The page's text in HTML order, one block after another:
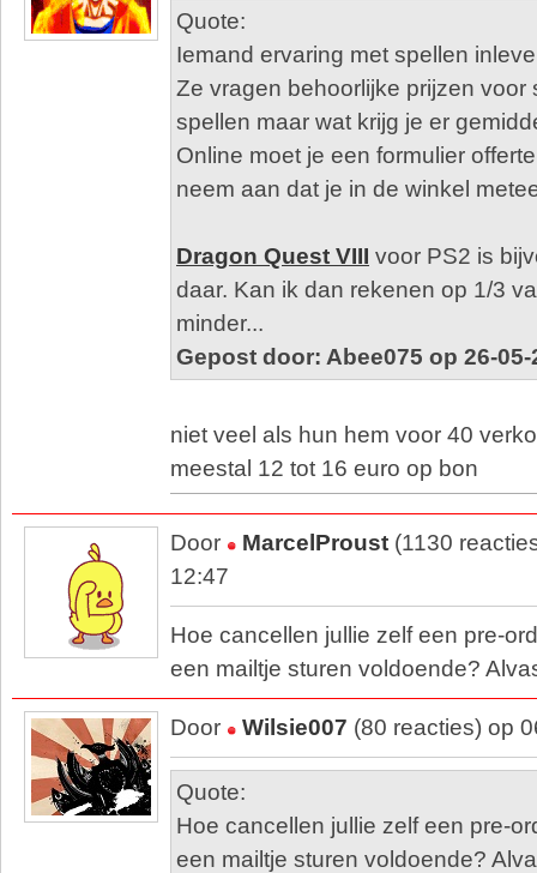
Quote:
Iemand ervaring met spellen
Ze vragen behoorlijke prijzen voor
spellen maar wat krijg je er
Online moet je een formulier
neem aan dat je in de winkel
Dragon Quest VIII voor PS2 is
daar. Kan ik dan rekenen op 1/3
minder...
Gepost door: Abee075 op 26-05-
niet veel als hun hem voor 40
meestal 12 tot 16 euro op bon
Door MarcelProust (1130
12:47
Hoe cancellen jullie zelf een pre-
een mailtje sturen voldoende?
Door Wilsie007 (80 reacties) op
Quote:
Hoe cancellen jullie zelf een pre-
een mailtje sturen voldoende?